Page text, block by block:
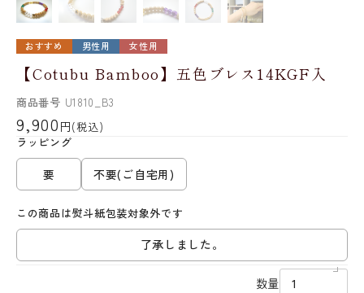
おすすめ 男性用 女性用
【Cotubu Bamboo】五色ブレス14KGF入
商品番号 U1810_B3
9,900 円(税込)
ラッピング
要 不要(ご自宅用)
この商品は熨斗紙包装対象外です
了承しました。
数量